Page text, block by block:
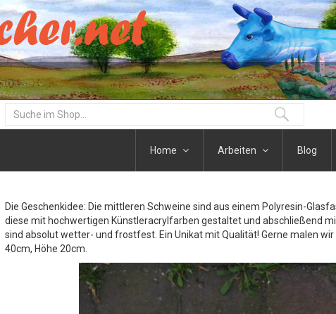
Home Arbeiten Blog
Die Geschenkidee: Die mittleren Schweine sind aus einem Polyresin-
diese mit hochwertigen Künstleracrylfarben gestaltet und abschließend
sind absolut wetter- und frostfest. Ein Unikat mit Qualität! Gerne malen
40cm, Höhe 20cm.